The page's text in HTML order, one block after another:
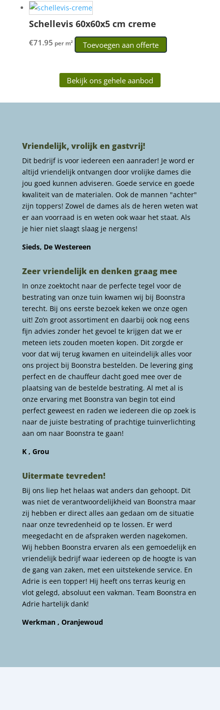
Schellevis 60x60x5 cm creme
€71.95 per m² Toevoegen aan offerte
Bekijk ons gehele aanbod
Vriendelijk, vrolijk en gastvrij!
Dit bedrijf is voor iedereen een aanrader! Je word er
altijd vriendelijk ontvangen door vrolijke dames die
jou goed kunnen adviseren. Goede service en goede
kwaliteit van de materialen. Ook de mannen "achter"
zijn toppers! Zowel de dames als de heren weten wat
er aan voorraad is en weten ook waar het staat. Als
je hier niet slaagt slaag je nergens!
Sieds, De Westereen
Zeer vriendelijk en denken graag mee
In onze zoektocht naar de perfecte tegel voor de
bestrating van onze tuin kwamen wij bij Boonstra
terecht. Bij ons eerste bezoek keken we onze ogen
uit! Zo’n groot assortiment en daarbij ook nog eens
fijn advies zonder het gevoel te krijgen dat we er
meteen iets zouden moeten kopen. Dit zorgde er
voor dat wij terug kwamen en uiteindelijk alles voor
ons project bij Boonstra bestelden. De levering ging
perfect en de chauffeur dacht goed mee over de
plaatsing van de bestelde bestrating. Al met al is
onze ervaring met Boonstra van begin tot eind
perfect geweest en raden we iedereen die op zoek is
naar de juiste bestrating of prachtige tuinverlichting
aan om naar Boonstra te gaan!
K , Grou
Uitermate tevreden!
Bij ons liep het helaas wat anders dan gehoopt. Dit
was niet de verantwoordelijkheid van Boonstra maar
zij hebben er direct alles aan gedaan om de situatie
naar onze tevredenheid op te lossen. Er werd
meegedacht en de afspraken werden nagekomen.
Wij hebben Boonstra ervaren als een gemoedelijk en
vriendelijk bedrijf waar iedereen op de hoogte is van
de gang van zaken, met een uitstekende service. En
Adrie is een topper! Hij heeft ons terras keurig en
vlot gelegd, absoluut een vakman. Team Boonstra en
Adrie hartelijk dank!
Werkman , Oranjewoud